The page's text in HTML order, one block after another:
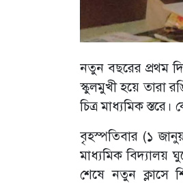
নতুন বছরের প্রথম
স্কুলমুখী হয়ে তারা
চিত্র মাধ্যমিক
বৃহস্পতিবার (১
মাধ্যমিক বিদ্যালয়
শেষে নতুন ক্লাসে